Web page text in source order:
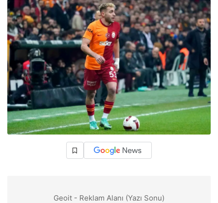
Geoit - Reklam Alanı (Yazı Sonu)